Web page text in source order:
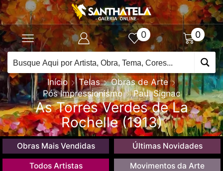
0 0
Início Telas
Obras de Arte
Pós Impressionismo
Paul Signac
As Torres Verdes de La
Rochelle (1913)
Obras Mais Vendidas Últimas Novidades
Todos Artistas Movimentos da Arte